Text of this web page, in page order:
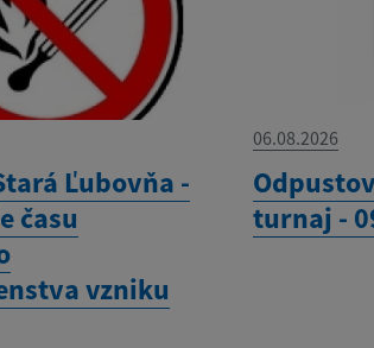
Ľubovňa -
času
vzniku
06.08.2026
turnaj -